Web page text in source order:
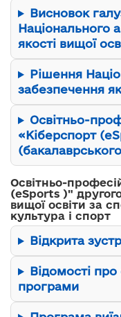
Висновок
Національного
якості вищої
Рішення
забезпечення
Освітньо-
«Кіберспорт
Освітньо-
(eSports )"
вищої освіти за
культура і спорт
Відкрита
Відомості
програми